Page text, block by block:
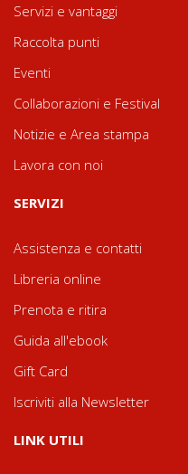
Servizi e vantaggi
Raccolta punti
Eventi
Collaborazioni e Festival
Notizie e Area stampa
Lavora con noi
SERVIZI
Assistenza e contatti
Libreria online
Prenota e ritira
Guida all'ebook
Gift Card
Iscriviti alla Newsletter
LINK UTILI